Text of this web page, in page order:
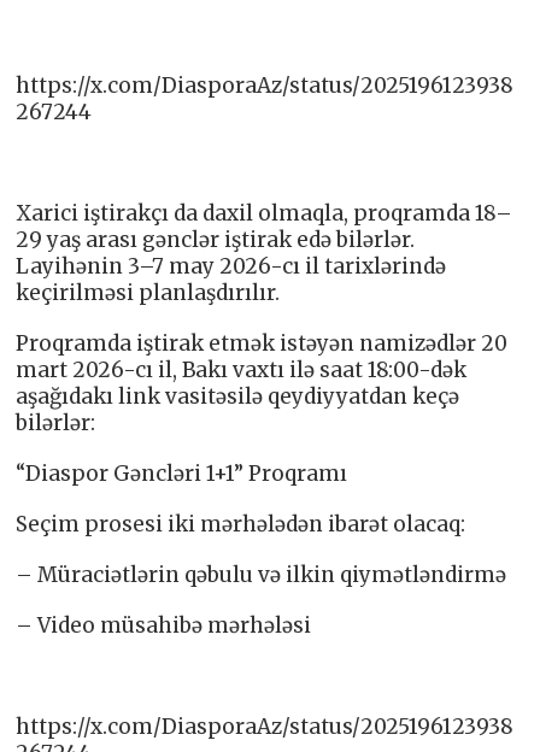
https://x.com/DiasporaAz/status/2025196123938
267244
Xarici iştirakçı da daxil olmaqla, proqramda 18–
29 yaş arası gənclər iştirak edə bilərlər.
Layihənin 3–7 may 2026-cı il tarixlərində
keçirilməsi planlaşdırılır.
Proqramda iştirak etmək istəyən namizədlər 20
mart 2026-cı il, Bakı vaxtı ilə saat 18:00-dək
aşağıdakı link vasitəsilə qeydiyyatdan keçə
bilərlər:
“Diaspor Gəncləri 1+1” Proqramı
Seçim prosesi iki mərhələdən ibarət olacaq:
– Müraciətlərin qəbulu və ilkin qiymətləndirmə
– Video müsahibə mərhələsi
https://x.com/DiasporaAz/status/2025196123938